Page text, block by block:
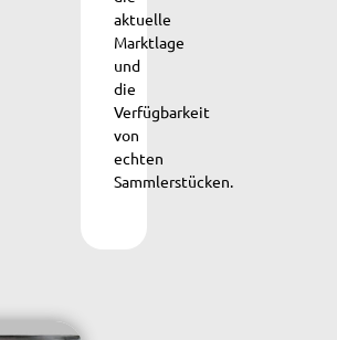
aktuelle
Marktlage
und
die
Verfügbarkeit
von
echten
Sammlerstücken.